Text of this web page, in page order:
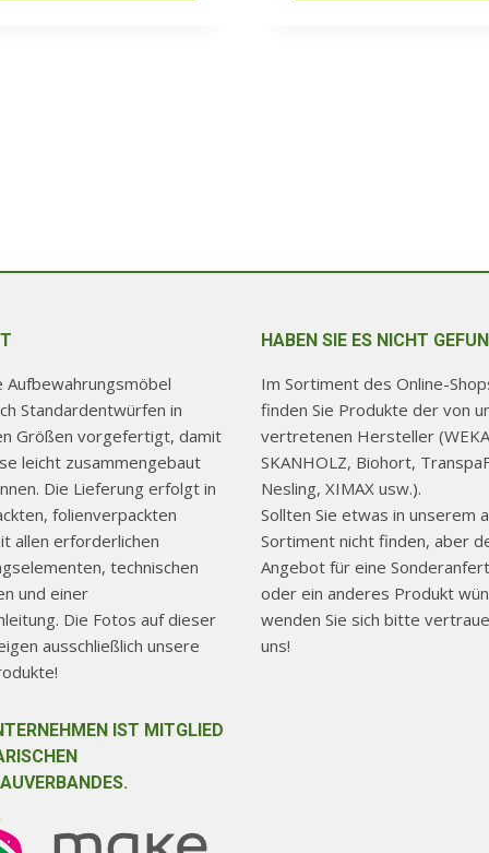
Aufbewahrungsmöbel
Standardentwürfen in
Größen vorgefertigt, damit
leicht zusammengebaut
Die Lieferung erfolgt in
folienverpackten
allen erforderlichen
technischen
und einer
Die Fotos auf dieser
ausschließlich unsere
IST MITGLIED
HABEN SIE ES NICHT
Im Sortiment des Online-
finden Sie Produkte der von
vertretenen Hersteller
SKANHOLZ, Biohort,
Nesling, XIMAX usw.).
Sollten Sie etwas in unserem
Sortiment nicht finden, aber
Angebot für eine
oder ein anderes Produkt
wenden Sie sich bitte
uns!